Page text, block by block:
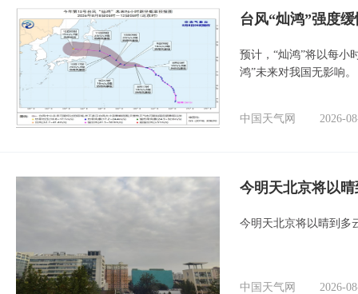
台风“灿鸿”强度
预计，“灿鸿”将以每小
鸿”未来对我国无影响。
中国天气网 2026-
今明天北京将以
今明天北京将以晴到多
中国天气网 2026-